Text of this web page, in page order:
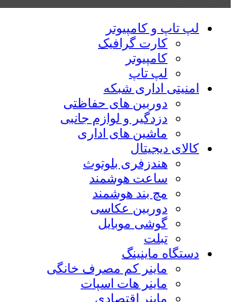
لپ تاپ و کامپیوتر
کارت گرافیک
کامپیوتر
لپ تاپ
امنیتی اداری شبکه
دوربین های حفاظتی
دزدگیر و لوازم جانبی
ماشین های اداری
کالای دیجیتال
هندزفری بلوتوث
ساعت هوشمند
مچ بند هوشمند
دوربین عکاسی
گوشی موبایل
تبلت
دستگاه ماینینگ
ماینر کم مصرف خانگی
ماینر هات اسپات
ماینر اقتصادی